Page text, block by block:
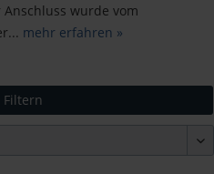
wurde vom
mehr erfahren »
Filtern